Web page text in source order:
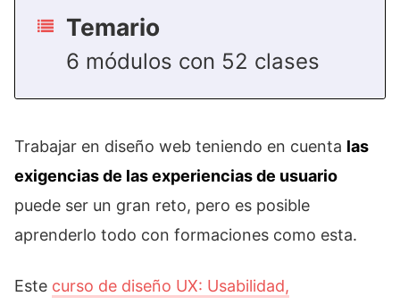
Temario
6 módulos con 52 clases
Trabajar en diseño web teniendo en cuenta las
exigencias de las experiencias de usuario
puede ser un gran reto, pero es posible
aprenderlo todo con formaciones como esta.
Este curso de diseño UX: Usabilidad,